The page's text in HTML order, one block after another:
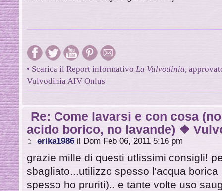
• Scarica il Report informativo La Vulvodinia,
Vulvodinia AIV Onlus
Re: Come lavarsi e con cosa
acido borico, no lavande) ❖
erika1986 il Dom Feb 06, 2011 5:16 pm
grazie mille di questi utlissimi consigli!
sbagliato...utilizzo spesso l'acqua
spesso ho pruriti).. e tante volte uso